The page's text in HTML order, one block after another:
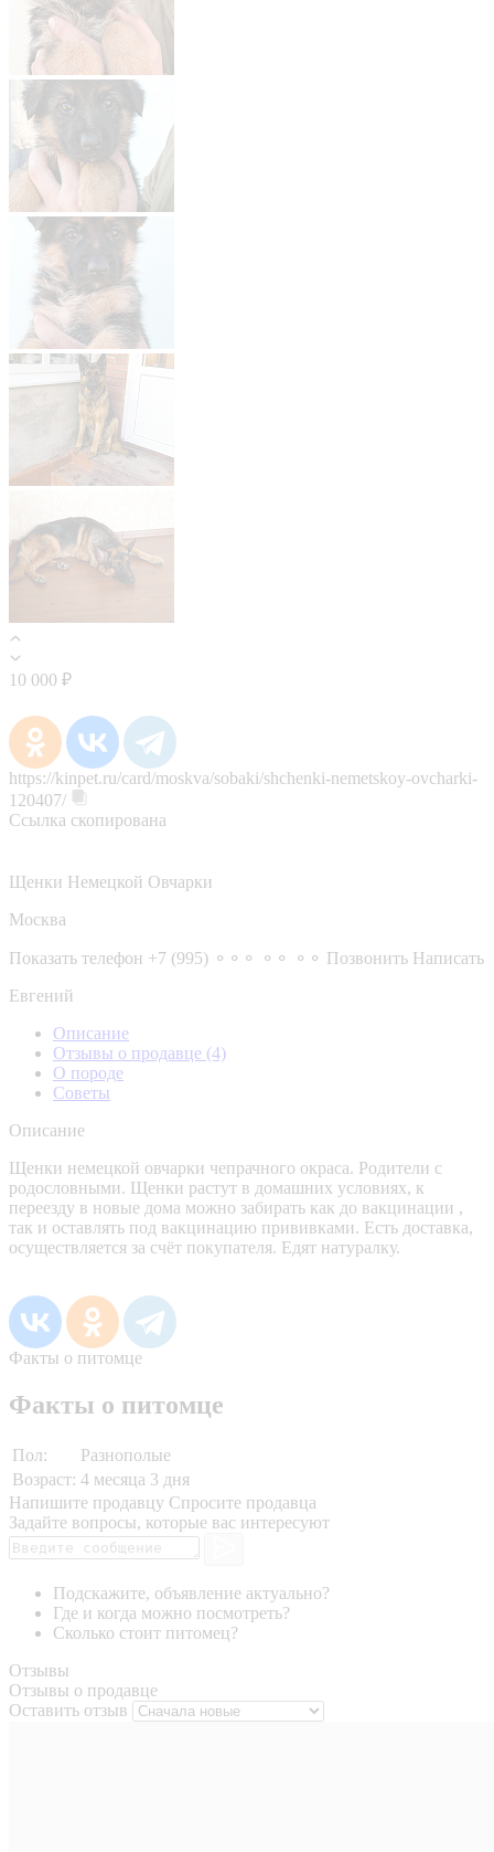
10 000 ₽
https://kinpet.ru/card/moskva/sobaki/shchenki-nemetskoy-ovcharki-
120407/
Ссылка скопирована
Щенки Немецкой Овчарки
Москва
Показать телефон +7 (995) ⚬⚬⚬ ⚬⚬ ⚬⚬ Позвонить Написать
Евгений
Описание
Отзывы о продавце (4)
О породе
Советы
Описание
Щенки немецкой овчарки чепрачного окраса. Родители с
родословными. Щенки растут в домашних условиях, к
переезду в новые дома можно забирать как до вакцинации ,
так и оставлять под вакцинацию прививками. Есть доставка,
осуществляется за счёт покупателя. Едят натуралку.
Факты о питомце
Факты о питомце
Пол:
Разнополые
Возраст: 4 месяца 3 дня
Напишите продавцу Спросите продавца
Задайте вопросы, которые вас интересуют
Подскажите, объявление актуально?
Где и когда можно посмотреть?
Сколько стоит питомец?
Отзывы
Отзывы о продавце
Оставить отзыв